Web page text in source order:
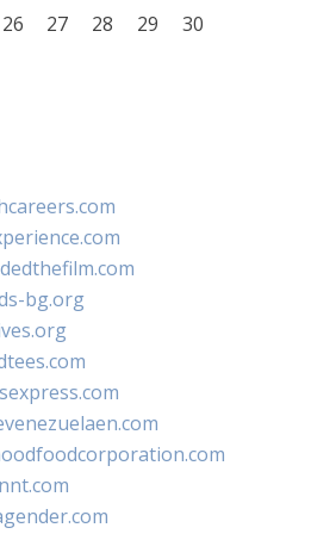
26 27 28 29
30
bg.org